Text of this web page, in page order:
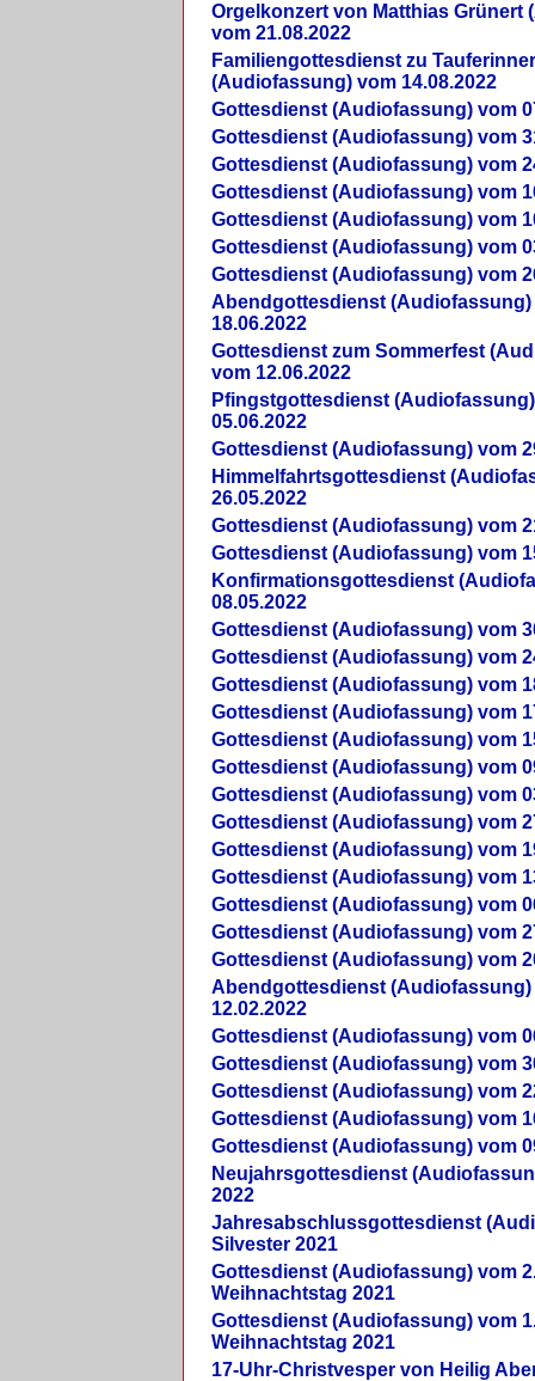
Orgelkonzert von Matthias Grünert
vom 21.08.2022
Familiengottesdienst zu
(Audiofassung) vom 14.08.2022
Gottesdienst (Audiofassung) vom
Gottesdienst (Audiofassung) vom
Gottesdienst (Audiofassung) vom
Gottesdienst (Audiofassung) vom
Gottesdienst (Audiofassung) vom
Gottesdienst (Audiofassung) vom
Gottesdienst (Audiofassung) vom
Abendgottesdienst (Audiofassung)
18.06.2022
Gottesdienst zum Sommerfest
vom 12.06.2022
Pfingstgottesdienst
05.06.2022
Gottesdienst (Audiofassung) vom
Himmelfahrtsgottesdienst
26.05.2022
Gottesdienst (Audiofassung) vom
Gottesdienst (Audiofassung) vom
Konfirmationsgottesdienst
08.05.2022
Gottesdienst (Audiofassung) vom
Gottesdienst (Audiofassung) vom
Gottesdienst (Audiofassung) vom
Gottesdienst (Audiofassung) vom
Gottesdienst (Audiofassung) vom
Gottesdienst (Audiofassung) vom
Gottesdienst (Audiofassung) vom
Gottesdienst (Audiofassung) vom
Gottesdienst (Audiofassung) vom
Gottesdienst (Audiofassung) vom
Gottesdienst (Audiofassung) vom
Gottesdienst (Audiofassung) vom
Gottesdienst (Audiofassung) vom
Abendgottesdienst (Audiofassung)
12.02.2022
Gottesdienst (Audiofassung) vom
Gottesdienst (Audiofassung) vom
Gottesdienst (Audiofassung) vom
Gottesdienst (Audiofassung) vom
Gottesdienst (Audiofassung) vom
Neujahrsgottesdienst
2022
Jahresabschlussgottesdienst
Silvester 2021
Gottesdienst (Audiofassung) vom
Weihnachtstag 2021
Gottesdienst (Audiofassung) vom
Weihnachtstag 2021
17-Uhr-Christvesper von Heilig